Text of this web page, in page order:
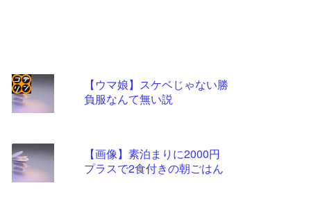
【ウマ娘】スケベじゃない勝
負服なんて無い説
【画像】素泊まりに2000円
プラスで2食付きの朝ごはん
コテ
- 固
定リ
ンク